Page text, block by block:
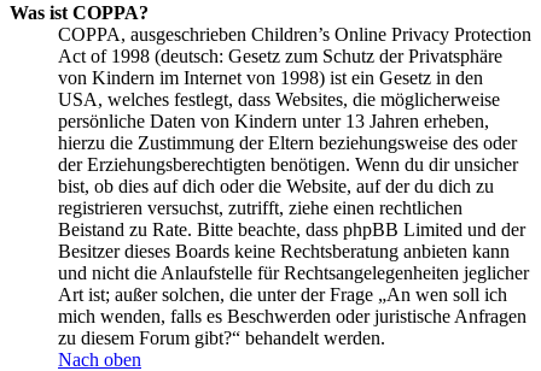
Was ist COPPA?
COPPA, ausgeschrieben Children’s Online Privacy Protection
Act of 1998 (deutsch: Gesetz zum Schutz der Privatsphäre
von Kindern im Internet von 1998) ist ein Gesetz in den
USA, welches festlegt, dass Websites, die möglicherweise
persönliche Daten von Kindern unter 13 Jahren erheben,
hierzu die Zustimmung der Eltern beziehungsweise des oder
der Erziehungsberechtigten benötigen. Wenn du dir unsicher
bist, ob dies auf dich oder die Website, auf der du dich zu
registrieren versuchst, zutrifft, ziehe einen rechtlichen
Beistand zu Rate. Bitte beachte, dass phpBB Limited und der
Besitzer dieses Boards keine Rechtsberatung anbieten kann
und nicht die Anlaufstelle für Rechtsangelegenheiten jeglicher
Art ist; außer solchen, die unter der Frage „An wen soll ich
mich wenden, falls es Beschwerden oder juristische Anfragen
zu diesem Forum gibt?“ behandelt werden.
Nach oben